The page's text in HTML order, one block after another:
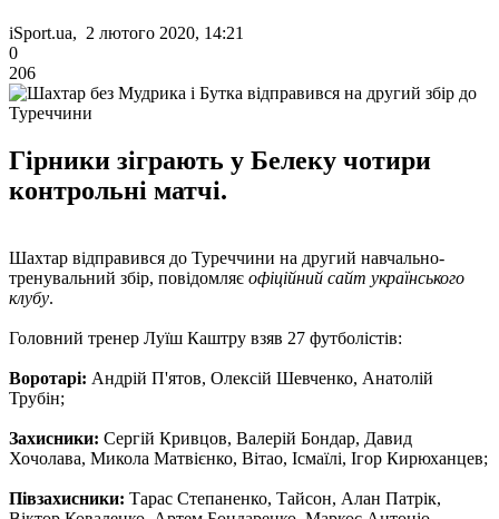
iSport.ua, 2 лютого 2020, 14:21
0
206
Гірники зіграють у Белеку чотири
контрольні матчі.
Шахтар відправився до Туреччини на другий навчально-
тренувальний збір, повідомляє офіційний сайт українського
клубу.
Головний тренер Луїш Каштру взяв 27 футболістів:
Воротарі: Андрій П'ятов, Олексій Шевченко, Анатолій
Трубін;
Захисники: Сергій Кривцов, Валерій Бондар, Давид
Хочолава, Микола Матвієнко, Вітао, Ісмаїлі, Ігор Кирюханцев;
Півзахисники: Тарас Степаненко, Тайсон, Алан Патрік,